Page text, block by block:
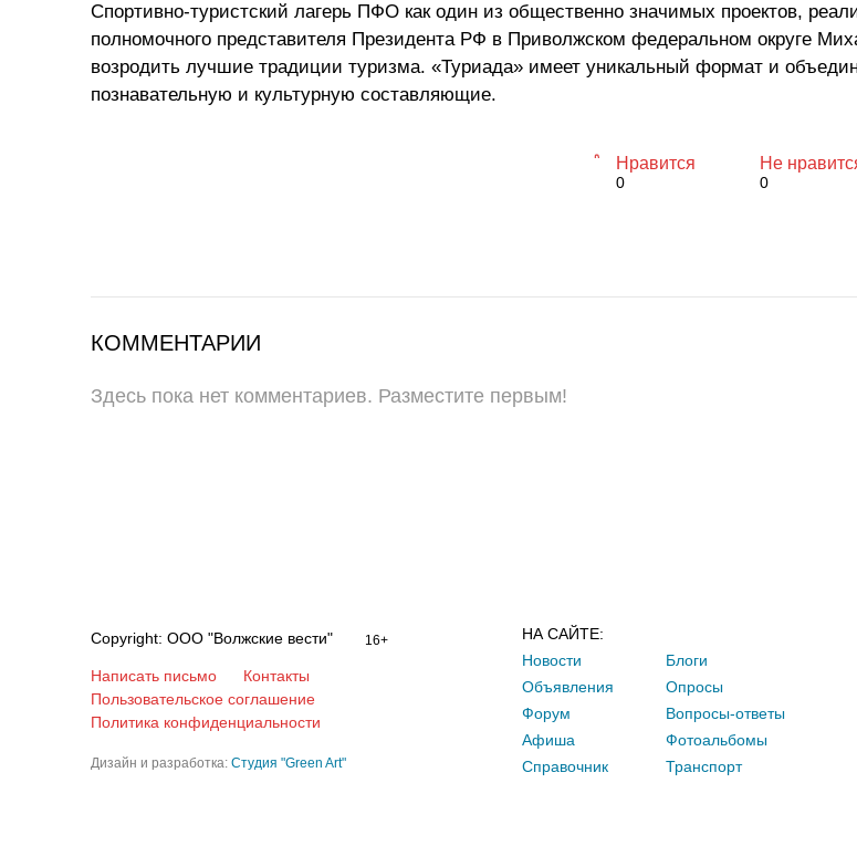
Спортивно-туристский лагерь ПФО как один из общественно значимых проектов,
полномочного представителя Президента РФ в Приволжском федеральном округе
возродить лучшие традиции туризма. «Туриада» имеет уникальный формат и
познавательную и культурную составляющие.
Нравится
0
Не
0
КОММЕНТАРИИ
Здесь пока нет комментариев. Разместите первым!
Copyright: ООО "Волжские вести" 16+
Написать письмо
Контакты
Пользовательское соглашение
Политика конфиденциальности
Дизайн и разработка: Студия "Green Art"
НА САЙТЕ:
Новости
Объявления
Форум
Афиша
Справочник
Блоги
Опросы
Вопросы-ответы
Фотоальбомы
Транспорт